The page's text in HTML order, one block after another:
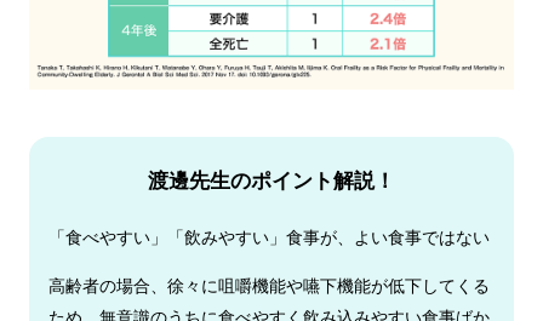
渡邊先生のポイント解説！
「食べやすい」「飲みやすい」食事が、よい食事ではない
高齢者の場合、徐々に咀嚼機能や嚥下機能が低下してくる